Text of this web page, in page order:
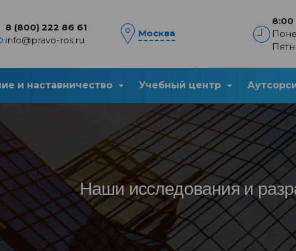
8 (800) 222 86 61
info@pravo-ros.ru
Москва
8:00
и наставничество Учебный центр
Наши исследования и